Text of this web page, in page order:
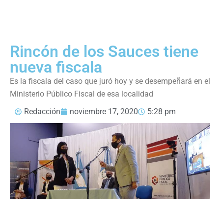
Rincón de los Sauces tiene
nueva fiscala
Es la fiscala del caso que juró hoy y se desempeñará en el
Ministerio Público Fiscal de esa localidad
Redacción
noviembre 17, 2020 5:28 pm